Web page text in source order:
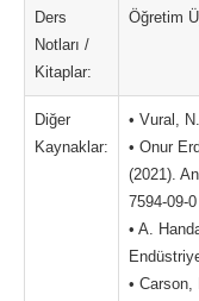
Ders
Notları /
Kitaplar:
Öğretim
Diğer
Kaynaklar:
• Vural,
• Onur
(2021).
7594-09-0
• A.
•